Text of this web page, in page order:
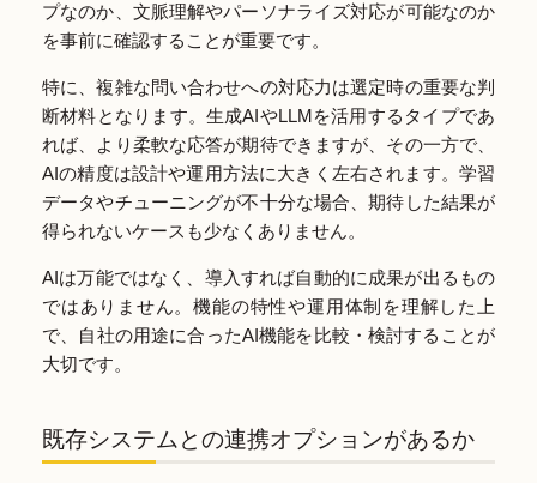
プなのか、文脈理解やパーソナライズ対応が可能なのか
を事前に確認することが重要です。
特に、複雑な問い合わせへの対応力は選定時の重要な判
断材料となります。生成AIやLLMを活用するタイプであ
れば、より柔軟な応答が期待できますが、その一方で、
AIの精度は設計や運用方法に大きく左右されます。学習
データやチューニングが不十分な場合、期待した結果が
得られないケースも少なくありません。
AIは万能ではなく、導入すれば自動的に成果が出るもの
ではありません。機能の特性や運用体制を理解した上
で、自社の用途に合ったAI機能を比較・検討することが
大切です。
既存システムとの連携オプションがあるか